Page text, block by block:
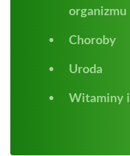
organizmu
Choroby
Uroda
Witaminy